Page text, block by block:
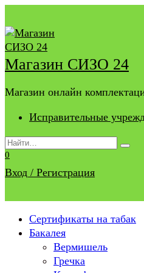
к
содержанию
Магазин СИЗО 24
Магазин онлайн
Исправительные
Search
for:
0
Вход / Регистрация
Сертификаты на табак
Бакалея
Вермишель
Гречка